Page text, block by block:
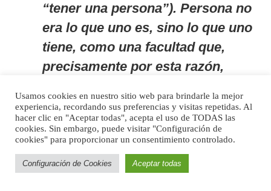
“tener una persona”). Persona no
era lo que uno es, sino lo que uno
tiene, como una facultad que,
precisamente por esta razón,
en contra de lo que habitualmente
se asume, el paradigma de la
persona no producía una unión
sino una separación. Separación
Usamos cookies en nuestro sitio web para brindarle la mejor
experiencia, recordando sus preferencias y visitas repetidas. Al
hacer clic en "Aceptar todas", acepta el uso de TODAS las
cookies. Sin embargo, puede visitar "Configuración de
cookies" para proporcionar un consentimiento controlado.
Configuración de Cookies Aceptar todas